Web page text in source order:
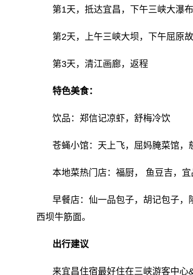
第1天，抵达宜昌，下午三峡大瀑
第2天，上午三峡大坝，下午屈原
第3天，清江画廊，返程
特色美食：
饮品：郑信记凉虾，舒梅冷饮
苍蝇小馆：天上飞，屈妈腌菜馆，
本地菜热门店：福厨， 鱼豆吉，
早餐店：仙一品包子，胡记包子，
西坝牛筋面。
出行建议
来宜昌住宿最好住在三峡游客中心